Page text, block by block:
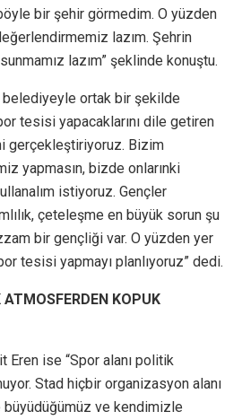
bir şehir görmedim. O yüzden
lazım. Şehrin
lazım” şeklinde konuştu.
belediyeyle ortak bir şekilde
tesisi yapacaklarını dile getiren
gerçekleştiriyoruz. Bizim
yapmasın, bizde onlarınki
istiyoruz. Gençler
çeteleşme en büyük sorun şu
bir gençliği var. O yüzden yer
tesisi yapmayı planlıyoruz” dedi.
KOPUK
Eren ise “Spor alanı politik
Stad hiçbir organizasyon alanı
ve kendimizle